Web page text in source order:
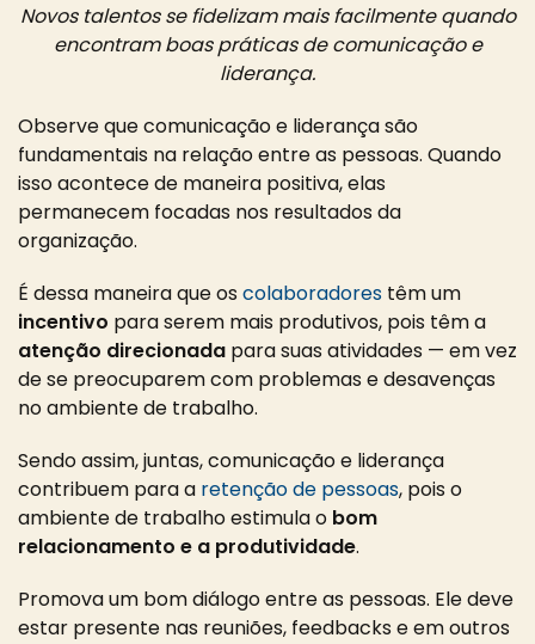
Novos talentos se fidelizam mais facilmente quando
encontram boas práticas de comunicação e
liderança.
Observe que comunicação e liderança são
fundamentais na relação entre as pessoas. Quando
isso acontece de maneira positiva, elas
permanecem focadas nos resultados da
organização.
É dessa maneira que oscolaboradores têm um
incentivo para serem mais produtivos, pois têm a
atenção direcionada para suas atividades — em vez
de se preocuparem com problemas e desavenças
no ambiente de trabalho.
Sendo assim, juntas, comunicação e liderança
contribuem para a retenção de pessoas, pois o
ambiente de trabalho estimula o bom
relacionamento e a produtividade.
Promova um bom diálogo entre as pessoas. Ele deve
estar presente nas reuniões, feedbacks e em outros